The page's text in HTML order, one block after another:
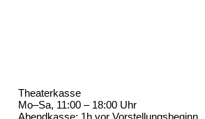
Theaterkasse
Mo–Sa, 11:00 – 18:00 Uhr